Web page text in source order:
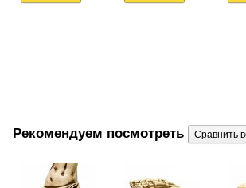
Рекомендуем посмотреть